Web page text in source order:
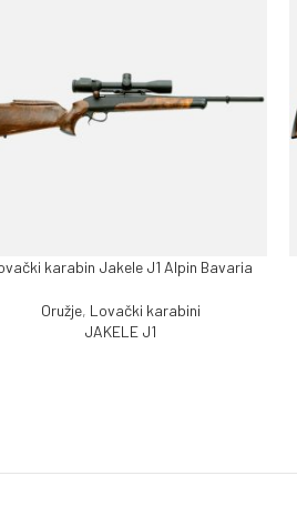
VIŠE
karabin Jakele J1 Alpin Bavaria
Oružje, Lovački karabini
JAKELE J1